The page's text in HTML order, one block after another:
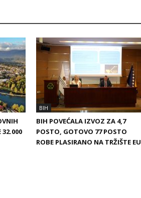
32.000
BIH
BIH POVEĆALA IZVOZ ZA 4,7
POSTO, GOTOVO 77 POSTO
ROBE PLASIRANO NA TRŽIŠTE EU